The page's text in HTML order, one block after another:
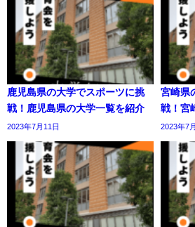
鹿児島県の大学でスポーツに挑
戦！鹿児島県の大学一覧を紹介
2023年7月11日
宮崎県
戦！宮
2023年7